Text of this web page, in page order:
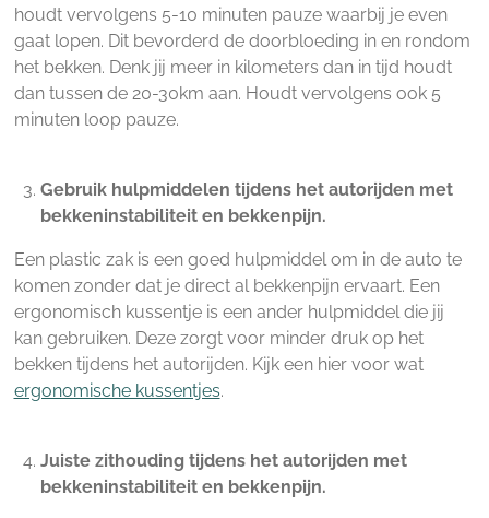
houdt vervolgens 5-10 minuten pauze waarbij je even
gaat lopen. Dit bevorderd de doorbloeding in en rondom
het bekken. Denk jij meer in kilometers dan in tijd houdt
dan tussen de 20-30km aan. Houdt vervolgens ook 5
minuten loop pauze.
Gebruik hulpmiddelen tijdens het autorijden met
bekkeninstabiliteit en bekkenpijn.
Een plastic zak is een goed hulpmiddel om in de auto te
komen zonder dat je direct al bekkenpijn ervaart. Een
ergonomisch kussentje is een ander hulpmiddel die jij
kan gebruiken. Deze zorgt voor minder druk op het
bekken tijdens het autorijden. Kijk een hier voor wat
ergonomische kussentjes.
Juiste zithouding tijdens het autorijden met
bekkeninstabiliteit en bekkenpijn.